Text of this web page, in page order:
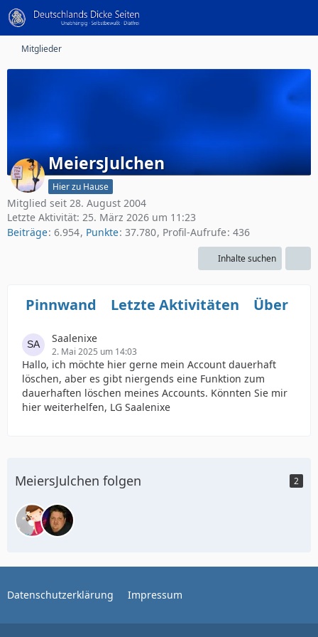
Mitglieder
MeiersJulchen
Hier zu Hause
Mitglied seit 28. August 2004
Letzte Aktivität: 25. März 2026 um 11:23
Beiträge 6.954 Punkte 37.780 Profil-Aufrufe 436
Inhalte suchen
Pinnwand Letzte Aktivitäten Über
Saalenixe
2. Mai 2025 um 14:03
Hallo, ich möchte hier gerne mein Account dauerhaft
löschen, aber es gibt niergends eine Funktion zum
dauerhaften löschen meines Accounts. Könnten Sie mir
hier weiterhelfen, LG Saalenixe
MeiersJulchen folgen 2
Datenschutzerklärung Impressum